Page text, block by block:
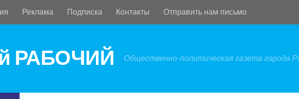
Реклама Подписка Контакты Отправить нам письмо
РАБОЧИЙ Общественно-политическая газета города